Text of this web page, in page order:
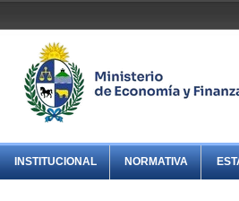
INSTITUCIONAL NORMATIVA